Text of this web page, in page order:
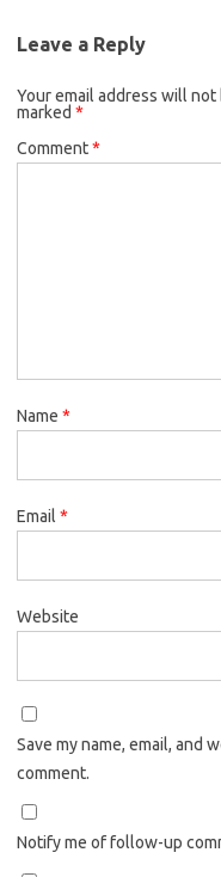
Leave a Reply
Your email address will not
marked *
Comment*
Name *
Email *
Website
Save my name, email, and
comment.
Notify me of follow-up